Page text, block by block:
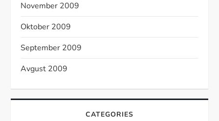
November 2009
Oktober 2009
September 2009
Avgust 2009
CATEGORIES